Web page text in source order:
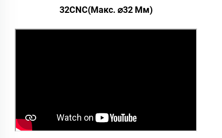
32CNC(Макс. ⌀32 Мм)